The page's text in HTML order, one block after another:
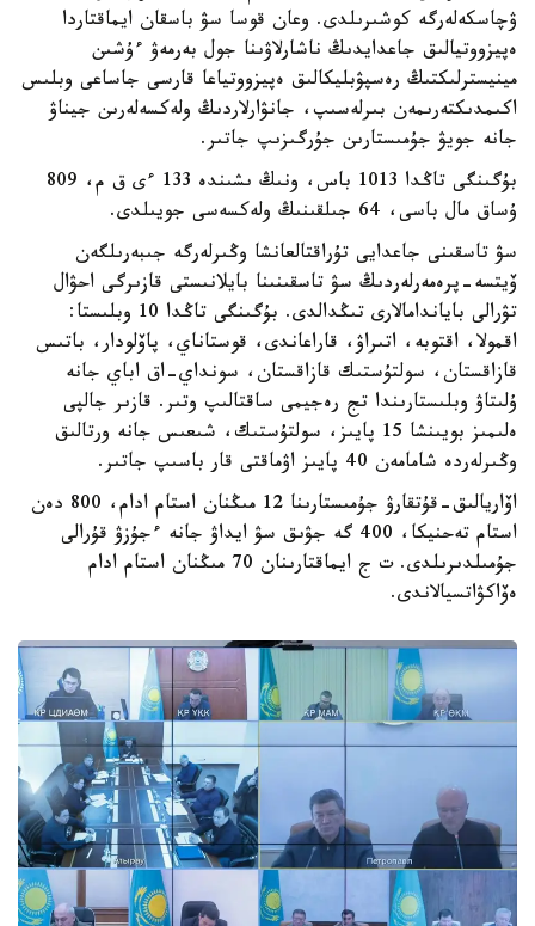
ۋچاسكەلەرگە كوشىرىلدى. وعان قوسا سۋ باسقان ايماقتاردا
ەپيزووتيالىق جاعدايدىڭ ناشارلاۋىنا جول بەرمەۋ ءۇشىن
مينيسترلىكتىڭ رەسپۋبليكالىق ەپيزووتياعا قارسى جاساعى وبلىس
اكىمدىكتەرىمەن بىرلەسىپ، جانۋارلاردىڭ ولەكسەلەرىن جيناۋ
جانە جويۋ جۇمىستارىن جۇرگىزىپ جاتىر.
بۇگىنگى تاڭدا 1013 باس، ونىڭ ىشىندە 133 ءى ق م، 809
ۇساق مال باسى، 64 جىلقىنىڭ ولەكسەسى جويىلدى.
سۋ تاسقىنى جاعدايى تۇراقتالعانشا وڭىرلەرگە جىبەرىلگەن
ۆيتسە-پرەمەرلەردىڭ سۋ تاسقىنىنا بايلانىستى قازىرگى احۋال
تۋرالى باياندامالارى تىڭدالدى. بۇگىنگى تاڭدا 10 وبلىستا:
اقمولا، اقتوبە، اتىراۋ، قاراعاندى، قوستاناي، پاۆلودار، باتىس
قازاقستان، سولتۇستىك قازاقستان، سونداي-اق اباي جانە
ۇلىتاۋ وبلىستارىندا تج رەجيمى ساقتالىپ وتىر. قازىر جالپى
ەلىمىز بويىنشا 15 پايىز، سولتۇستىك، شىعىس جانە ورتالىق
وڭىرلەردە شامامەن 40 پايىز اۋماقتى قار باسىپ جاتىر.
اۆاريالىق-قۇتقارۋ جۇمىستارىنا 12 مىڭنان استام ادام، 800 دەن
استام تەحنيكا، 400 گە جۋىق سۋ ايداۋ جانە ءجۇزۋ قۇرالى
جۇمىلدىرىلدى. ت ج ايماقتارىنان 70 مىڭنان استام ادام
ەۆاكۋاتسيالاندى.